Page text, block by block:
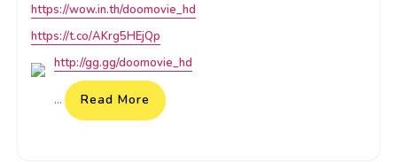
https://wow.in.th/doomovie_hd
https://t.co/AKrg5HEjQp
http://gg.gg/doomovie_hd
… Read More